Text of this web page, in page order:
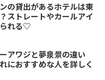
の貸出があるホテルは東
ストレートやカールアイ
れる♡
アワジと夢泉景の違い
におすすめな人を詳しく